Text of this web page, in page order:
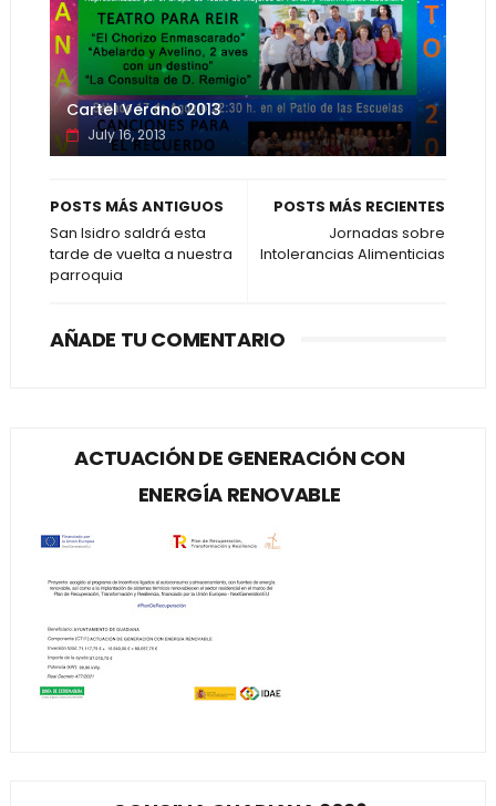
Cartel Verano 2013
July 16, 2013
POSTS MÁS RECIENTES
Jornadas sobre
Intolerancias Alimenticias
POSTS MÁS ANTIGUOS
San Isidro saldrá esta
tarde de vuelta a nuestra
parroquia
AÑADE TU COMENTARIO
ACTUACIÓN DE GENERACIÓN CON
ENERGÍA RENOVABLE